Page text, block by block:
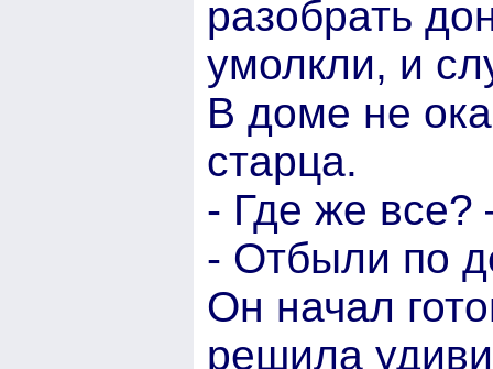
разобрать
умолкли, и
В доме не
старца.
- Где же все?
- Отбыли по
Он начал
решила